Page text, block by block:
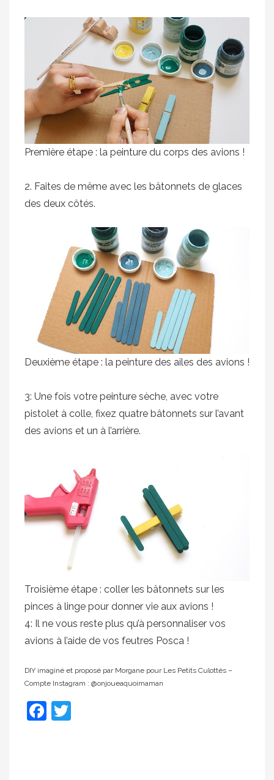
Première étape : la peinture du corps des avions !
2. Faites de même avec les bâtonnets de glaces
des deux côtés.
Deuxième étape : la peinture des ailes des avions !
3: Une fois votre peinture sèche, avec votre
pistolet à colle, fixez quatre bâtonnets sur l’avant
des avions et un à l’arrière.
Troisième étape : coller les bâtonnets sur les
pinces à linge pour donner vie aux avions !
4: Il ne vous reste plus qu’à personnaliser vos
avions à l’aide de vos feutres Posca !
DIY imaginé et proposé par Morgane pour Les Petits Culottés –
Compte Instagram : @onjoueaquoimaman
Facebook